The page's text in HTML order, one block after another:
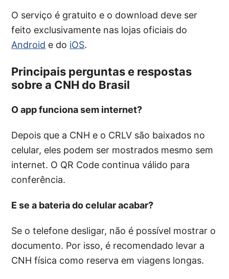
O serviço é gratuito e o download deve ser
feito exclusivamente nas lojas oficiais do
Android e do iOS.
Principais perguntas e respostas
sobre a CNH do Brasil
O app funciona sem internet?
Depois que a CNH e o CRLV são baixados no
celular, eles podem ser mostrados mesmo sem
internet. O QR Code continua válido para
conferência.
E se a bateria do celular acabar?
Se o telefone desligar, não é possível mostrar o
documento. Por isso, é recomendado levar a
CNH física como reserva em viagens longas.